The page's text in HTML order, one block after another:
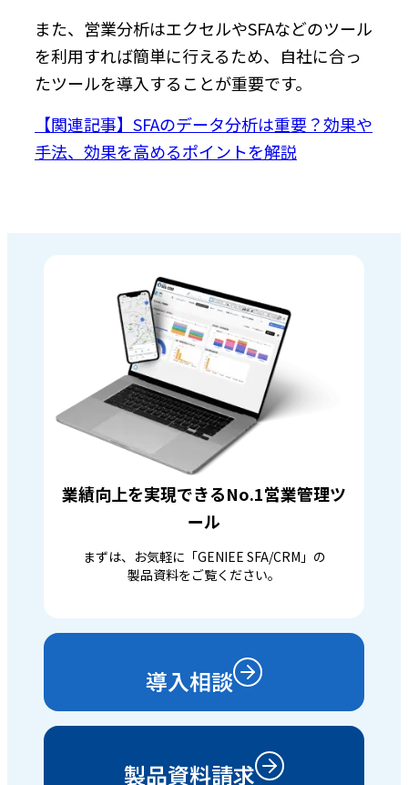
また、営業分析はエクセルやSFAなどのツール
を利用すれば簡単に行えるため、自社に合っ
たツールを導入することが重要です。
【関連記事】SFAのデータ分析は重要？効果や
手法、効果を高めるポイントを解説
業績向上を実現できるNo.1営業管理ツ
ール
まずは、お気軽に「GENIEE SFA/CRM」の
製品資料をご覧ください。
導入相談
製品資料請求